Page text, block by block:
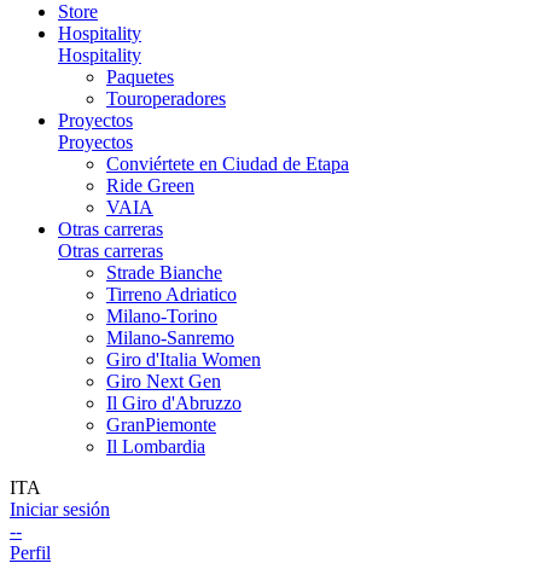
Store
Hospitality
Hospitality
Paquetes
Touroperadores
Proyectos
Proyectos
Conviértete en Ciudad de Etapa
Ride Green
VAIA
Otras carreras
Otras carreras
Strade Bianche
Tirreno Adriatico
Milano-Torino
Milano-Sanremo
Giro d'Italia Women
Giro Next Gen
Il Giro d'Abruzzo
GranPiemonte
Il Lombardia
ITA
Iniciar sesión
--
Perfil